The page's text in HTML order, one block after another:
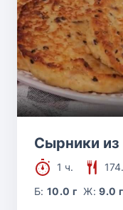
Сырники из
1 ч.
Б:10.0 г Ж:9.0 г